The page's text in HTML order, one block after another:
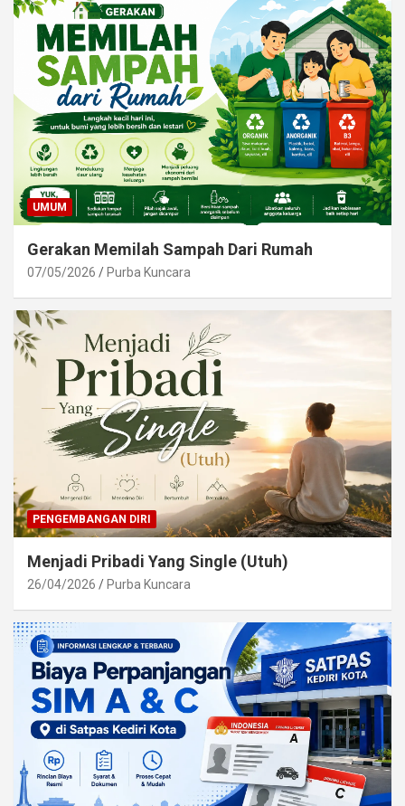
UMUM
Gerakan Memilah Sampah Dari Rumah
07/05/2026 Purba Kuncara
PENGEMBANGAN DIRI
Menjadi Pribadi Yang Single (Utuh)
26/04/2026 Purba Kuncara